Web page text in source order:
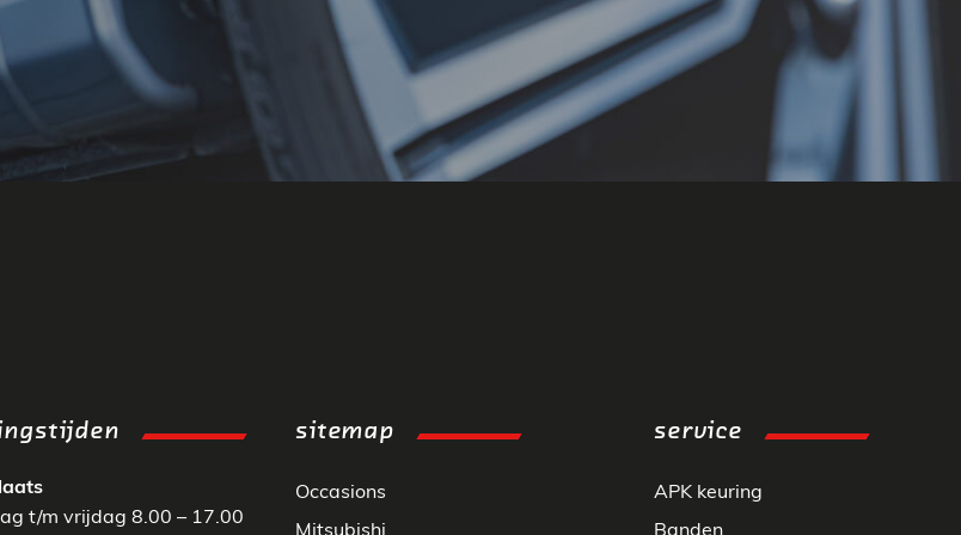
t/m vrijdag 8.00 – 17.00
sitemap
Occasions
service
APK keuring